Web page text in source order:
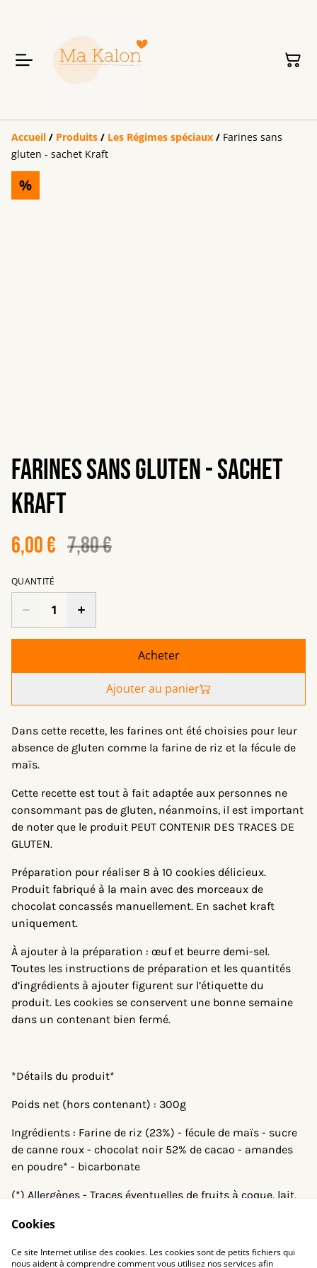
Accueil / Produits / Les Régimes spéciaux / Farines sans
gluten - sachet Kraft
%
Farines sans gluten - sachet
Kraft
6,00 € 7,80 €
QUANTITÉ
Acheter
Ajouter au panier
Dans cette recette, les farines ont été choisies pour leur
absence de gluten comme la farine de riz et la fécule de
maïs.
Cette recette est tout à fait adaptée aux personnes ne
consommant pas de gluten, néanmoins, il est important
de noter que le produit PEUT CONTENIR DES TRACES DE
GLUTEN.
Préparation pour réaliser 8 à 10 cookies délicieux.
Produit fabriqué à la main avec des morceaux de
chocolat concassés manuellement. En sachet kraft
uniquement.
À ajouter à la préparation : œuf et beurre demi-sel.
Toutes les instructions de préparation et les quantités
d’ingrédients à ajouter figurent sur l’étiquette du
produit. Les cookies se conservent une bonne semaine
dans un contenant bien fermé.
*Détails du produit*
Poids net (hors contenant) : 300g
Ingrédients : Farine de riz (23%) - fécule de maïs - sucre
de canne roux - chocolat noir 52% de cacao - amandes
en poudre* - bicarbonate
(*) Allergènes - Traces éventuelles de fruits à coque, lait,
Cookies
Ce site Internet utilise des cookies. Les cookies sont de petits fichiers qui
nous aident à comprendre comment vous utilisez nos services afin